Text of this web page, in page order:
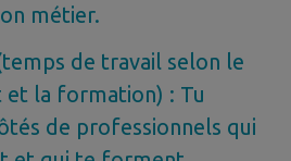
métier.
de travail selon le
la formation) : Tu
de professionnels qui